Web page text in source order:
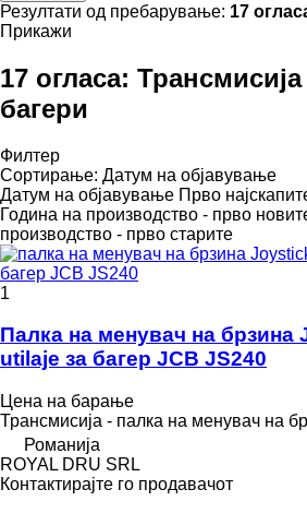
Резултати од пребарување: 17
Прикажи
17 огласа:
багери
Филтер
Сортирање: Датум на објавување
Датум на објавување Прво
Година на производство - прво
производство - прво старите
1
Палка на менувач на
utilaje за багер JCB JS240
Цена на барање
Трансмисија - палка на менувач на
Романија
ROYAL DRU SRL
Контактирајте го продавачот